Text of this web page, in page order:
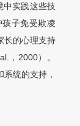
中实践这些技
子免受欺凌
长的心理支持
，2000）。
统的支持，